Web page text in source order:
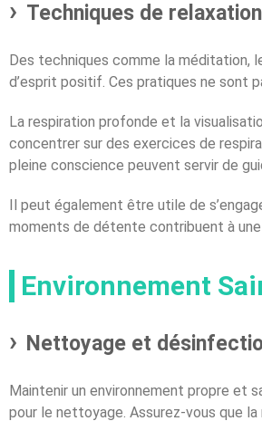
Techniques de relaxation
Des techniques comme la méditation,
d’esprit positif. Ces pratiques ne sont
La respiration profonde et la
concentrer sur des exercices de
pleine conscience peuvent servir de
Il peut également être utile de
moments de détente contribuent à
Environnement
Nettoyage et
Maintenir un environnement propre et
pour le nettoyage. Assurez-vous que